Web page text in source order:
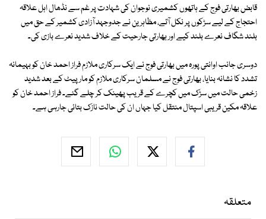
قابض بھارتی فوج کے ہاتھوں کشمیری نوجوان کی شہادت پر غم سے نڈھال اہل علاقہ
احتجاج کے لیے سڑکوں پر نکل آٗئے، مظاہرین نے جدوجہد آزادی کشمیر کے حق میں
بلند شگاف نعرے بلند کیے اور بھارتی جارحیت کے خلاف شدید نعرے بازی کی۔
دوسری جانب اوانتی پورہ میں بھارتی فوج نے ایک سرکاری ملازم فراز احمد خان کو بہیمانہ
تشدد کا نشانہ بنایا، بھارتی فوج نے مسلمان سرکاری ملازم کو مارپیٹ کے بعد شدید
زخمی حالت میں سڑک میں کچرے کے قریب پھینک کر چلے گئے۔ فراز احمد خان کو
علاقہ مکین قریبی اسپتال منتقل کیا جہاں ان کی حالت نازک بتائی جارہی ہے۔
متعلقہ